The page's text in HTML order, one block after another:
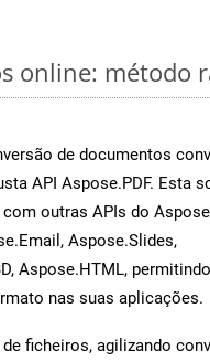
online: método
de documentos
API Aspose.PDF. Esta
outras APIs do
Aspose.Slides,
Aspose.HTML,
nas suas aplicações.
ficheiros, agilizando